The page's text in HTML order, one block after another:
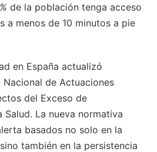
de la población tenga acceso
a menos de 10 minutos a pie
en España actualizó
Nacional de Actuaciones
del Exceso de
Salud. La nueva normativa
basados no solo en la
también en la persistencia